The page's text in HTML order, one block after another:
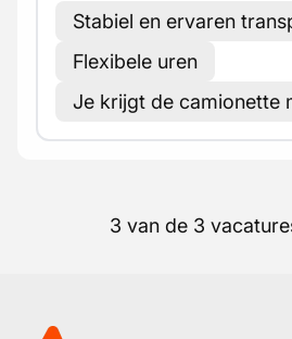
Stabiel en ervaren
Flexibele uren
Je krijgt de camionette
3 van de 3